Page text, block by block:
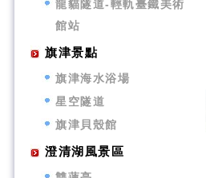
龍貓隧道-輕軌臺鐵美術
館站
旗津景點
旗津海水浴場
星空隧道
旗津貝殼館
澄清湖風景區